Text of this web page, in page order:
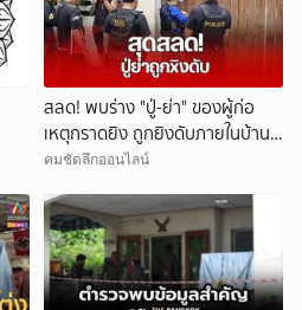
สลด! พบร่าง "ปู่-ย่า" ของผู้ก่อ
เหตุกราดยิง ถูกยิงดับภายในบ้าน
พัก
คมชัดลึกออนไลน์